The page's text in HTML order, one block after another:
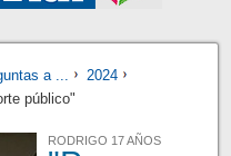
a ...
2024
público"
RODRIGO 17 AÑOS